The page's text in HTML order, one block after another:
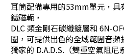
耳筒配備專用的53mm單元，具
鐵磁軛，
DLC 類金剛石碳纖鍍層和 6N-
圈，可提供出色的全域範圍音頻
獨家的 D.A.D.S.（雙重空氣阻